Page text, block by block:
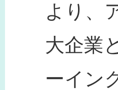
より、
大企業
ーイン